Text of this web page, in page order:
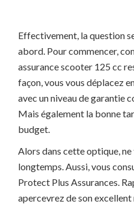
Effectivement, la question
abord. Pour commencer,
assurance scooter 125 cc
façon, vous vous déplacez
avec un niveau de garantie
Mais également la bonne
budget.
Alors dans cette optique,
longtemps. Aussi, vous
Protect Plus Assurances.
apercevrez de son